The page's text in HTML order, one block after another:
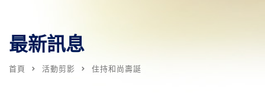
最新訊息
首頁 活動剪影 住持和尚壽誕